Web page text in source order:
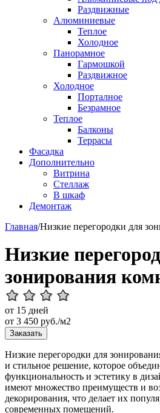
Раздвижные
Алюминиевые
Теплое
Холодное
Панорамное
Гармошкой
Раздвижное
Холодное
Порталное
Безрамное
Теплое
Балконы
Террасы
Фасадка
Дополнительно
Витрина
Стеллаж
В шкаф
Демонтаж
Главная/Низкие перегородки для
Низкие
зонирования
от 15 дней
от 3 450 руб./м2
Заказать
Низкие перегородки для
и стильное решение, которое
функциональность и эстетику в
имеют множество преимуществ и
декорирования, что делает их
современных помещений.